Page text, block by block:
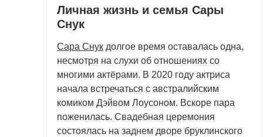
Личная жизнь и семья Сары
Снук
Сара Снук долгое время оставалась одна,
несмотря на слухи об отношениях со
многими актёрами. В 2020 году актриса
начала встречаться с австралийским
комиком Дэйвом Лоусоном. Вскоре пара
поженилась. Свадебная церемония
состоялась на заднем дворе бруклинского